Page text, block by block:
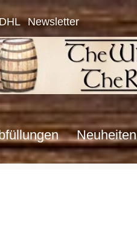
Newsletter
Neuheiten